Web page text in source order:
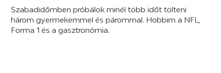
Szabadidőmben próbálok minél több időt tölteni
három gyermekemmel és párommal. Hobbim a NFL,
Forma 1 és a gasztronómia.